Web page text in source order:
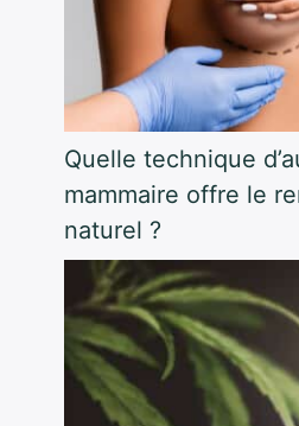
Quelle technique
mammaire offre le
naturel ?